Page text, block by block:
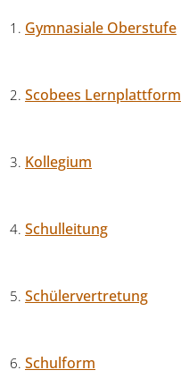
Gymnasiale Oberstufe
Scobees Lernplattform
Kollegium
Schulleitung
Schülervertretung
Schulform